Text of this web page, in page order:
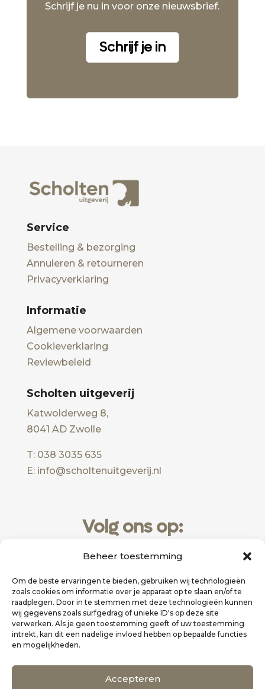
Beheer toestemming
Om de beste ervaringen te bieden, gebruiken wij technologieën
zoals cookies om informatie over je apparaat op te slaan en/of te
raadplegen. Door in te stemmen met deze technologieën kunnen
wij gegevens zoals surfgedrag of unieke ID's op deze site
verwerken. Als je geen toestemming geeft of uw toestemming
intrekt, kan dit een nadelige invloed hebben op bepaalde functies
en mogelijkheden.
Accepteren
Schrijf je nu in voor onze nieuwsbrief.
Schrijf je in
Service
Bestelling & bezorging
Annuleren & retourneren
Privacyverklaring
Informatie
Algemene voorwaarden
Cookieverklaring
Reviewbeleid
Scholten uitgeverij
Katwolderweg 8,
8041 AD Zwolle
T: 038 3035 635
E: info@scholtenuitgeverij.nl
Volg ons op:
Website realisatie doorZakelijk Bereikbaar